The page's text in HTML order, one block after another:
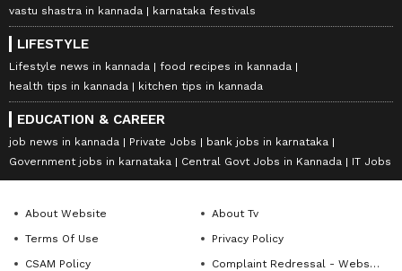
vastu shastra in kannada
karnataka festivals
LIFESTYLE
Lifestyle news in kannada
food recipes in kannada
health tips in kannada
kitchen tips in kannada
EDUCATION & CAREER
job news in kannada Private Jobs
bank jobs in karnataka
Government jobs in karnataka
Central Govt Jobs in Kannada IT Jobs
About Website
About Tv
Terms Of Use
Privacy Policy
CSAM Policy
Complaint Redressal - Website